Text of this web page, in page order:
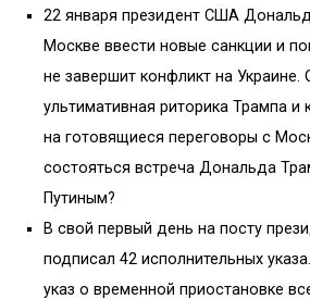
22 января президент США
Москве ввести новые санкции и
не завершит конфликт на Украине.
ультимативная риторика Трампа и
на готовящиеся переговоры с
состояться встреча Дональда
Путиным?
В свой первый день на посту
подписал 42 исполнительных
указ о временной приостановке